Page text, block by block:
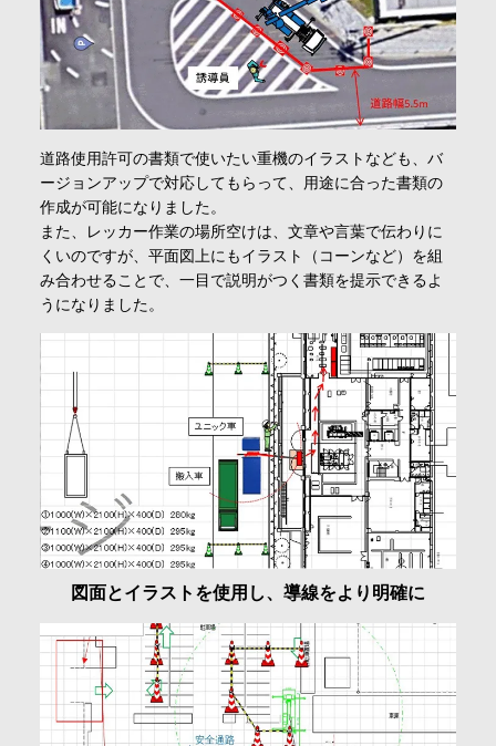
道路使用許可の書類で使いたい重機のイラストなども、バ
ージョンアップで対応してもらって、用途に合った書類の
作成が可能になりました。
また、レッカー作業の場所空けは、文章や言葉で伝わりに
くいのですが、平面図上にもイラスト（コーンなど）を組
み合わせることで、一目で説明がつく書類を提示できるよ
うになりました。
図面とイラストを使用し、導線をより明確に